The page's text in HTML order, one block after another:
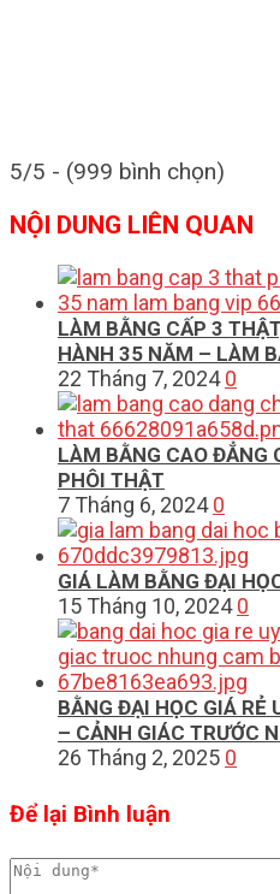
5/5 - (999 bình chọn)
NỘI DUNG LIÊN QUAN
LÀM BẰNG CẤP 3
HÀNH 35 NĂM – LÀM
22 Tháng 7, 2024 0
LÀM BẰNG CAO ĐẲNG
PHÔI THẬT
7 Tháng 6, 2024 0
GIÁ LÀM BẰNG ĐẠI
15 Tháng 10, 2024 0
BẰNG ĐẠI HỌC GIÁ RẺ
– CẢNH GIÁC TRƯỚC
26 Tháng 2, 2025 0
Để lại Bình luận